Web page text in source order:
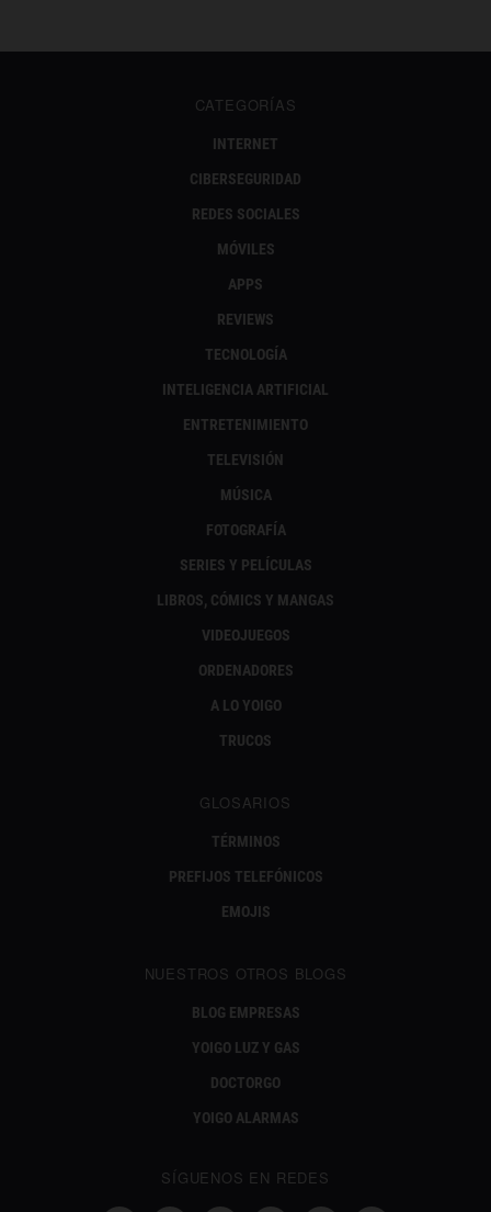
CATEGORÍAS
INTERNET
CIBERSEGURIDAD
REDES SOCIALES
MÓVILES
APPS
REVIEWS
TECNOLOGÍA
INTELIGENCIA ARTIFICIAL
ENTRETENIMIENTO
TELEVISIÓN
MÚSICA
FOTOGRAFÍA
SERIES Y PELÍCULAS
LIBROS, CÓMICS Y MANGAS
VIDEOJUEGOS
ORDENADORES
A LO YOIGO
TRUCOS
GLOSARIOS
TÉRMINOS
PREFIJOS TELEFÓNICOS
EMOJIS
NUESTROS OTROS BLOGS
BLOG EMPRESAS
YOIGO LUZ Y GAS
DOCTORGO
YOIGO ALARMAS
SÍGUENOS EN REDES